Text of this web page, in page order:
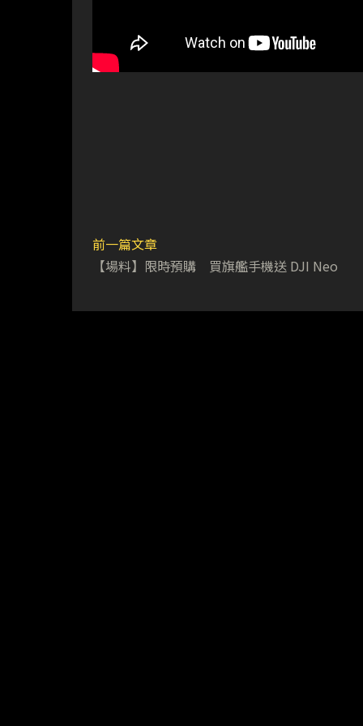
前一篇文章
【場料】限時預購 買旗艦手機送 DJI Neo